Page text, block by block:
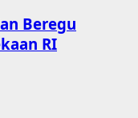
Beregu
RI